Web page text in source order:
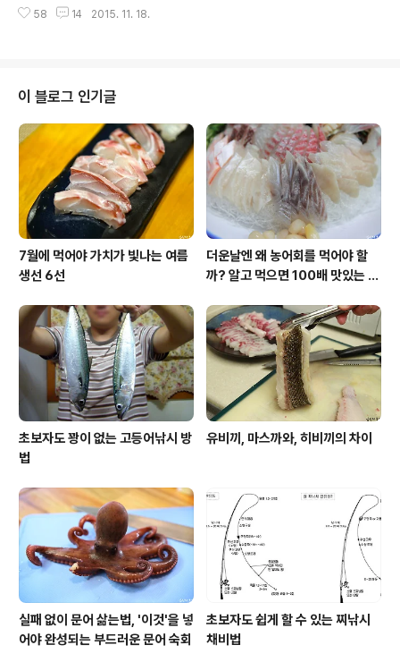
라 하여 다른 재료를 넣지 않고 오로지 간장과 참기름만으
3) 캠핑장에서 만들어 먹는 삼나무향 훈제 연어 4) 전통 방
해서 먹어야 하는지가 설명되었기에 오늘은 서론을 생략하
고 곧바로 본론으로 들어가겠습니다. 오늘 이야기의 핵심
은 기존의 훈연 톱밥을 이용한 훈연이 아닌 삼나무판을 이
용해 삼나무 향을 입히는 방식입니다. 훈연 톱밥을 이용한
훈제보다 맛이 좋고, 훨씬 쉽고 간편하기 때문에 초심자가
따라 했을 때 실패율이 ..
58 14 2015. 11. 18.
이 블로그 인기글
7월에 먹어야 가치가 빛나는 여름
생선 6선
더운날엔 왜 농어회를 먹어야 할
까? 알고 먹으면 100배 맛있는 농
초보자도 꽝이 없는 고등어낚시 방
법
유비끼, 마스까와, 히비끼의 차이
실패 없이 문어 삶는법, '이것'을 넣
어야 완성되는 부드러운 문어 숙회
초보자도 쉽게 할 수 있는 찌낚시
채비법